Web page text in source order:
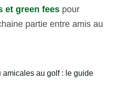
et green fees pour
partie entre amis au
amicales au golf : le guide